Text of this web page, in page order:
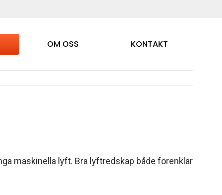
OM OSS KONTAKT
maskinella lyft. Bra lyftredskap både förenklar